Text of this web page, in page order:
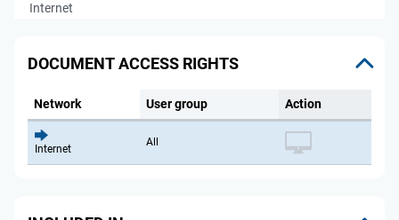
Internet
DOCUMENT ACCESS RIGHTS
Network User group Action
Internet
All